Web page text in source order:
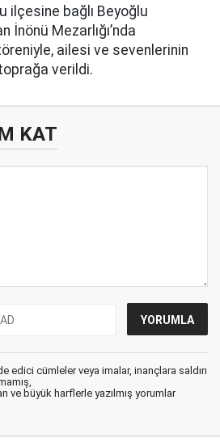
ilçesine bağlı Beyoğlu
İnönü Mezarlığı’nda
ailesi ve sevenlerinin
verildi.
KAT
edici cümleler veya imalar, inançlara saldırı
ve büyük harflerle yazılmış yorumlar